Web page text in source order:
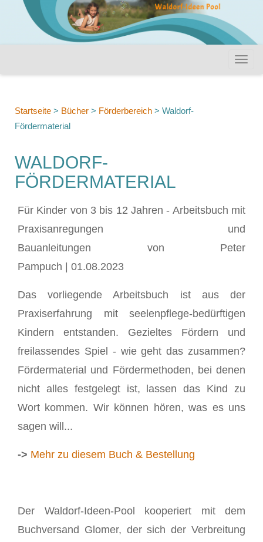
Startseite > Bücher > Förderbereich > Waldorf-
Fördermaterial
WALDORF-
FÖRDERMATERIAL
Für Kinder von 3 bis 12 Jahren - Arbeitsbuch mit
Praxisanregungen und
Bauanleitungen von Peter
Pampuch | 01.08.2023
Das vorliegende Arbeitsbuch ist aus der
Praxiserfahrung mit seelenpflege-bedürftigen
Kindern entstanden. Gezieltes Fördern und
freilassendes Spiel - wie geht das zusammen?
Fördermaterial und Fördermethoden, bei denen
nicht alles festgelegt ist, lassen das Kind zu
Wort kommen. Wir können hören, was es uns
sagen will...
-> Mehr zu diesem Buch & Bestellung
Der Waldorf-Ideen-Pool kooperiert mit dem
Buchversand Glomer, der sich der Verbreitung